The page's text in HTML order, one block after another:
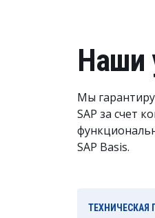
Наши
Мы
SAP за счет
SAP Basis.